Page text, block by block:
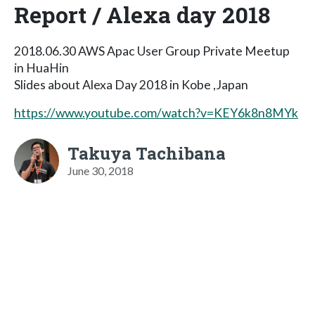
Report / Alexa day 2018
2018.06.30 AWS Apac User Group Private Meetup
in HuaHin
Slides about Alexa Day 2018 in Kobe ,Japan
https://www.youtube.com/watch?v=KEY6k8n8MYk
Takuya Tachibana
June 30, 2018